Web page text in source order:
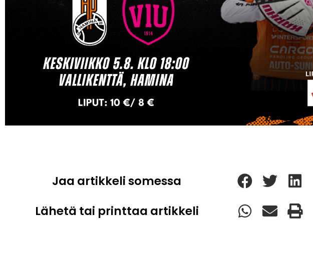
Jaa artikkeli somessa
Lähetä tai printtaa artikkeli